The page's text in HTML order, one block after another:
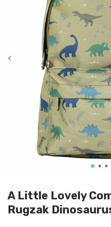
A Little Lovely
Rugzak